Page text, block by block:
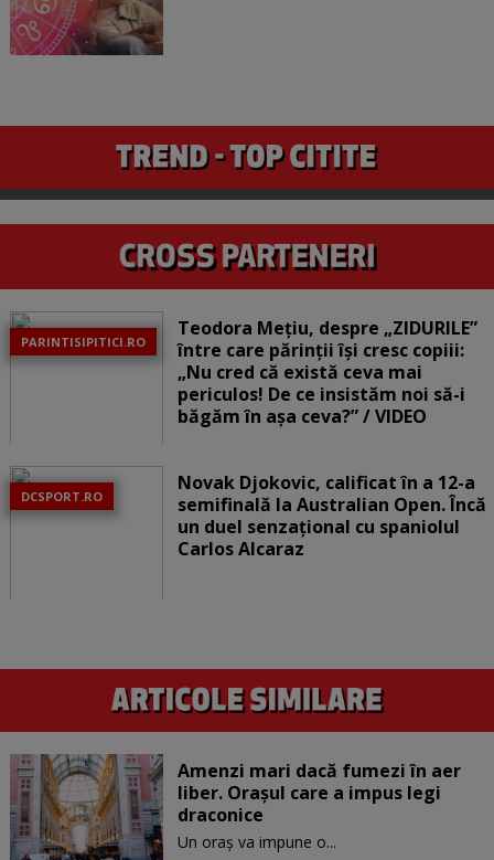
PARINTISIPITICI.RO
Teodora Mețiu, despre „ZIDURILE”
între care părinții își cresc copiii:
„Nu cred că există ceva mai
periculos! De ce insistăm noi să-i
băgăm în așa ceva?” / VIDEO
DCSPORT.RO
Novak Djokovic, calificat în a 12-a
semifinală la Australian Open. Încă
un duel senzațional cu spaniolul
Carlos Alcaraz
Amenzi mari dacă fumezi în aer
liber. Orașul care a impus legi
draconice
Un oraș va impune o...